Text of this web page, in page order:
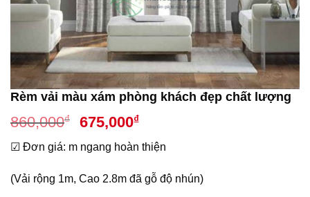
Rèm vải màu xám phòng khách đẹp chất lượng
860,000₫
Giá
là:
860,000₫.
675,000₫Giá
hiện
tại
là:
675,000₫.
☑ Đơn giá: m ngang hoàn thiện
(Vải rộng 1m, Cao 2.8m đã gỗ độ nhún)